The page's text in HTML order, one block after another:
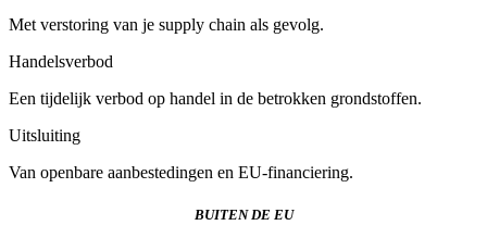
Met verstoring van je supply chain als gevolg.
Handelsverbod
Een tijdelijk verbod op handel in de betrokken grondstoffen.
Uitsluiting
Van openbare aanbestedingen en EU-financiering.
BUITEN DE EU